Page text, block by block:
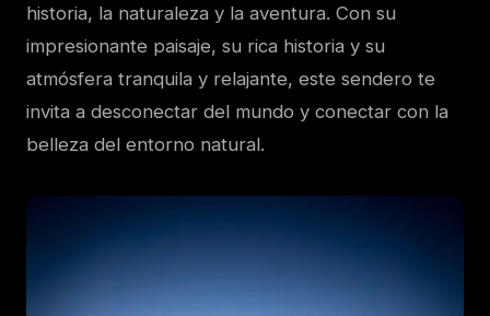
historia, la naturaleza y la aventura. Con su
impresionante paisaje, su rica historia y su
atmósfera tranquila y relajante, este sendero te
invita a desconectar del mundo y conectar con la
belleza del entorno natural.